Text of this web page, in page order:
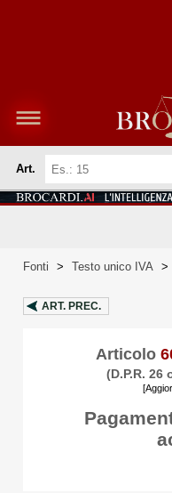
Art.
Fonti > Testo unico IVA >
ART. PREC.
Articolo
(D.P.R. 26